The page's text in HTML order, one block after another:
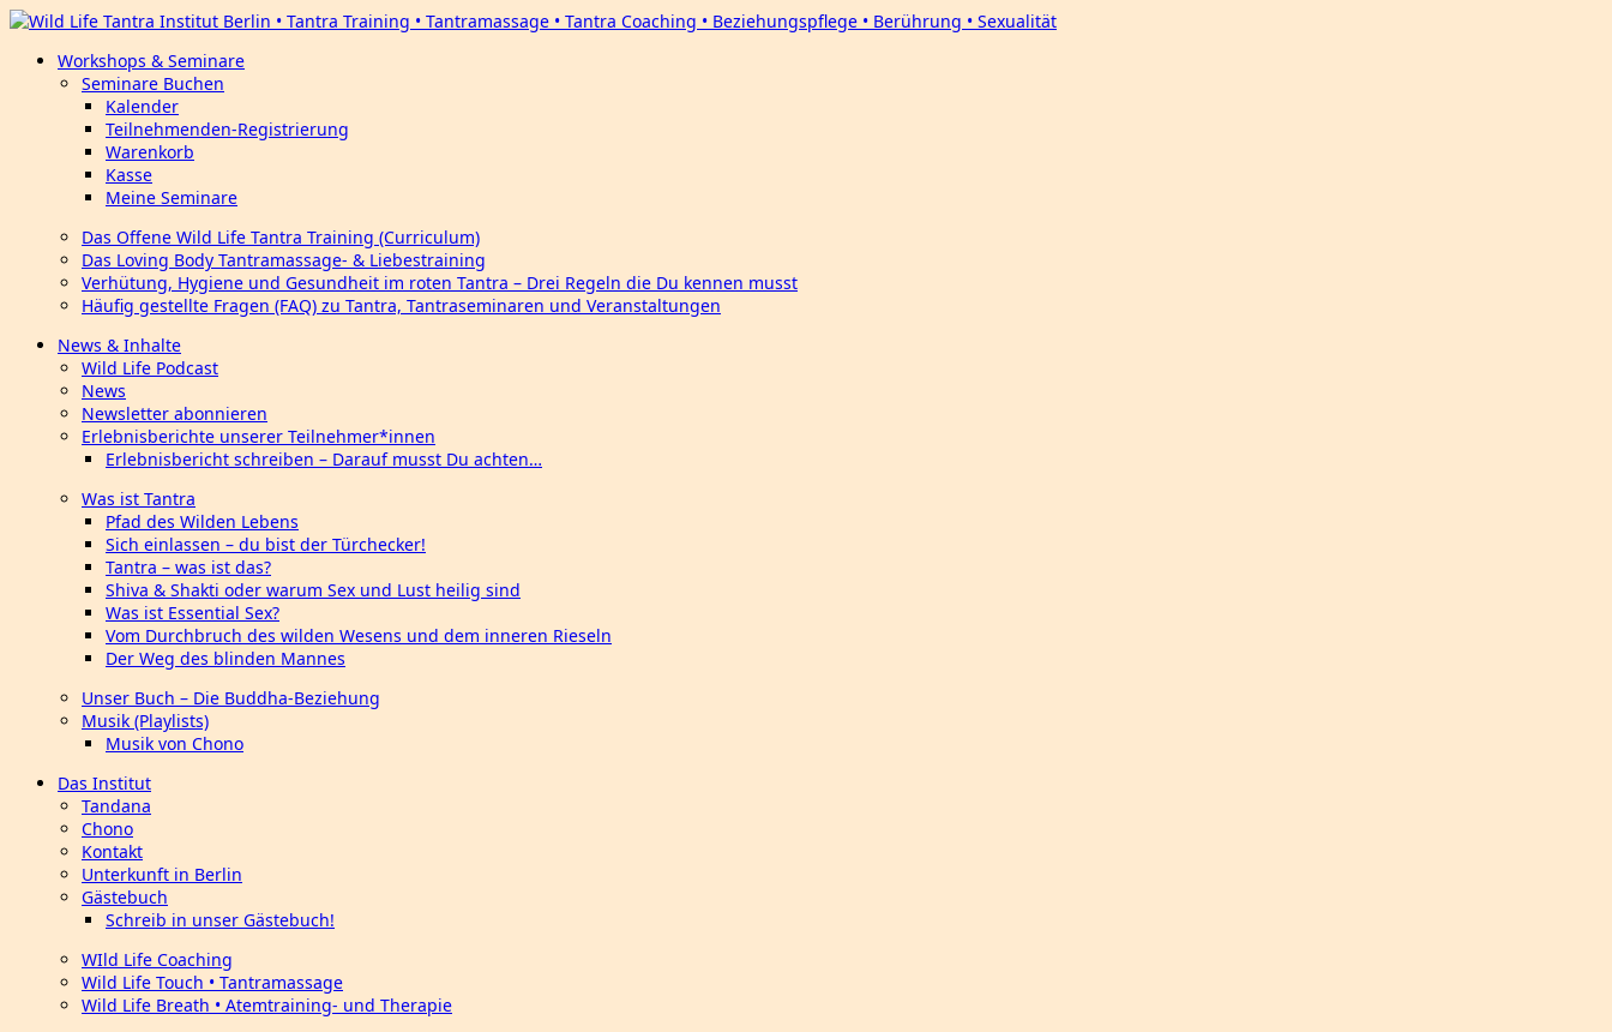
Workshops & Seminare
Seminare Buchen
Kalender
Teilnehmenden-Registrierung
Warenkorb
Kasse
Meine Seminare
Das Offene Wild Life Tantra Training (Curriculum)
Das Loving Body Tantramassage- & Liebestraining
Verhütung, Hygiene und Gesundheit im roten Tantra – Drei Regeln die Du kennen musst
Häufig gestellte Fragen (FAQ) zu Tantra, Tantraseminaren und Veranstaltungen
News & Inhalte
Wild Life Podcast
News
Newsletter abonnieren
Erlebnisberichte unserer Teilnehmer*innen
Erlebnisbericht schreiben – Darauf musst Du achten…
Was ist Tantra
Pfad des Wilden Lebens
Sich einlassen – du bist der Türchecker!
Tantra – was ist das?
Shiva & Shakti oder warum Sex und Lust heilig sind
Was ist Essential Sex?
Vom Durchbruch des wilden Wesens und dem inneren Rieseln
Der Weg des blinden Mannes
Unser Buch – Die Buddha-Beziehung
Musik (Playlists)
Musik von Chono
Das Institut
Tandana
Chono
Kontakt
Unterkunft in Berlin
Gästebuch
Schreib in unser Gästebuch!
WIld Life Coaching
Wild Life Touch • Tantramassage
Wild Life Breath • Atemtraining- und Therapie